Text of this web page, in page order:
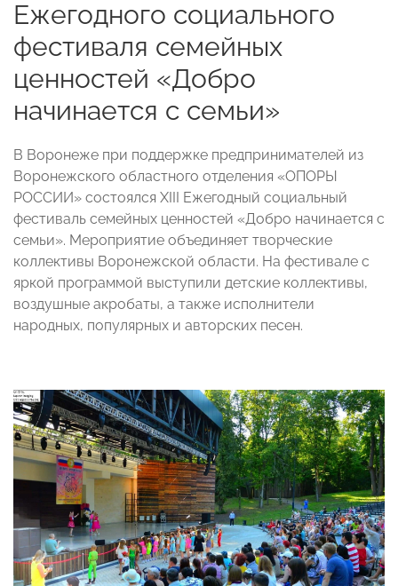
Ежегодного социального
фестиваля семейных
ценностей «Добро
начинается с семьи»
В Воронеже при поддержке предпринимателей из
Воронежского областного отделения «ОПОРЫ
РОССИИ» состоялся XIII Ежегодный социальный
фестиваль семейных ценностей «Добро начинается с
семьи». Мероприятие объединяет творческие
коллективы Воронежской области. На фестивале с
яркой программой выступили детские коллективы,
воздушные акробаты, а также исполнители
народных, популярных и авторских песен.